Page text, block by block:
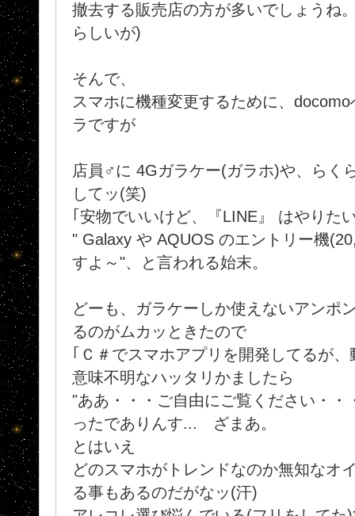
撤去する販売店の方が多いでしょうね
らしいが)
そんで、
スマホに機種変更するために、
ラですが
店員♂に 4Gガラケー(ガラホ)や、らく
してッ(笑)
｢安物でいいけど、『LINE』 はやりた
" Galaxy や AQUOS のエントリー機
すよ～"、と言われる始末。
どーも、ガラケーしか使えないアンポ
るのがムカッときたので
｢Ｃ＃でスマホアプリを開発してるが
意味不明なハッタリかましたら
"ああ・・・ご自由にご覧ください・
ったでありんす... ざまあ。
とはいえ
どのスマホがトレンドなのか無知なオ
る事もあるのだがなッ(汗)